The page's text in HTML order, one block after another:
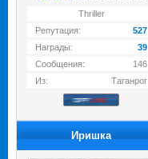
Thriller
Репутация:
527
Награды:
39
Сообщения:
146
Из:
Таганрог
Иришка